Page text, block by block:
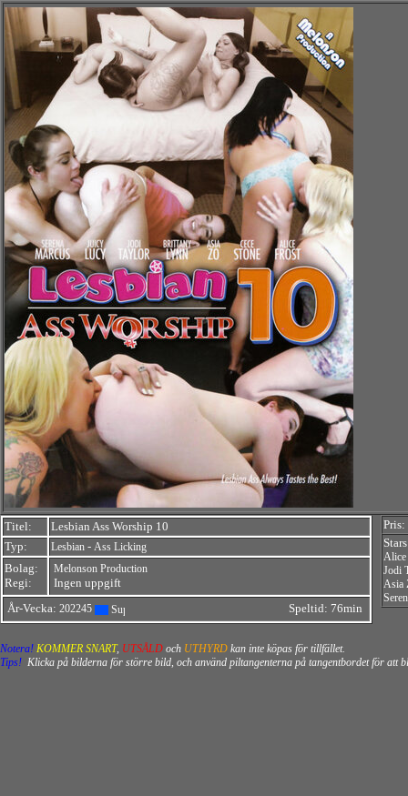
Titel:
Lesbian Ass Worship 10
Typ:
Lesbian - Ass Licking
Bolag:
Regi:
Melonson Production
Ingen uppgift
År-Vecka: 202245 Speltid: 76min
Alice
Jodi
Asia
Notera! KOMMER SNART, UTSÅLD och UTHYRD kan inte köpas för tillfället.
Tips! Klicka på bilderna för större bild, och använd piltangenterna på tangentbordet för att